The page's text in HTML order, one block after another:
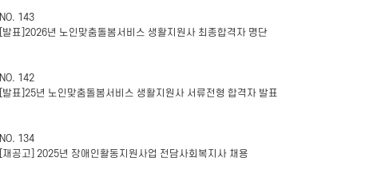
NO. 143
[발표]2026년 노인맞춤돌봄서비스 생활지원사 최종합격자 명단
NO. 142
[발표]25년 노인맞춤돌봄서비스 생활지원사 서류전형 합격자 발표
NO. 134
[재공고] 2025년 장애인활동지원사업 전담사회복지사 채용